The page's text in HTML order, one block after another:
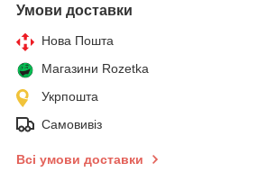
Умови доставки
Нова Пошта
Магазини Rozetka
Укрпошта
Самовивіз
Всі умови доставки